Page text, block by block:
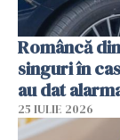
Româncă
singuri în
au dat
25 IULIE 2026